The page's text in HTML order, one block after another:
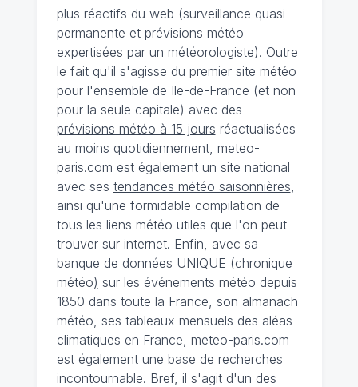
plus réactifs du web (surveillance quasi-
permanente et prévisions météo
expertisées par un météorologiste). Outre
le fait qu'il s'agisse du premier site météo
pour l'ensemble de Ile-de-France (et non
pour la seule capitale) avec des
prévisions météo à 15 jours réactualisées
au moins quotidiennement, meteo-
paris.com est également un site national
avec ses tendances météo saisonnières,
ainsi qu'une formidable compilation de
tous les liens météo utiles que l'on peut
trouver sur internet. Enfin, avec sa
banque de données UNIQUE (chronique
météo) sur les événements météo depuis
1850 dans toute la France, son almanach
météo, ses tableaux mensuels des aléas
climatiques en France, meteo-paris.com
est également une base de recherches
incontournable. Bref, il s'agit d'un des